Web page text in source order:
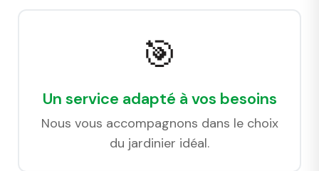
🎯
Un service adapté à vos besoins
Nous vous accompagnons dans le choix
du jardinier idéal.